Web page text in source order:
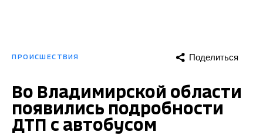
ПРОИСШЕСТВИЯ Поделиться
Во Владимирской области
появились подробности
ДТП с автобусом